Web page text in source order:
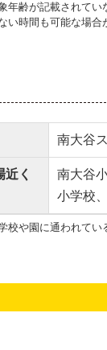
年齢が記載されてい
い時間も可能な場合
南大谷
近く
南大谷
小学校
校や園に通われてい